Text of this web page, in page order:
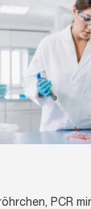
PCR